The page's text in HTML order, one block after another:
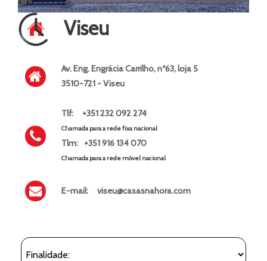
Viseu
Av. Eng. Engrácia Carrilho, nº63, loja 5
3510-721 - Viseu
Tlf: +351 232 092 274
Chamada para a rede fixa nacional
Tlm: +351 916 134 070
Chamada para a rede móvel nacional
E-mail: viseu@casasnahora.com